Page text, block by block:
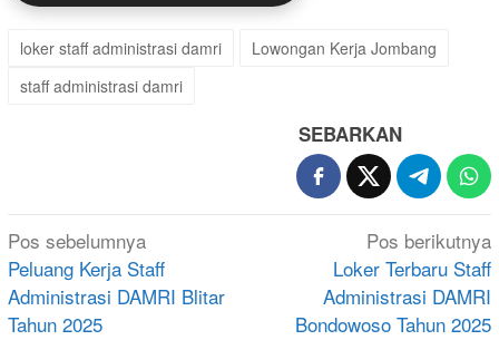
loker staff administrasi damri
Lowongan Kerja Jombang
staff administrasi damri
SEBARKAN
Navigasi
pos
Pos sebelumnya
Peluang Kerja Staff
Administrasi DAMRI Blitar
Tahun 2025
Pos berikutnya
Loker Terbaru Staff
Administrasi DAMRI
Bondowoso Tahun 2025